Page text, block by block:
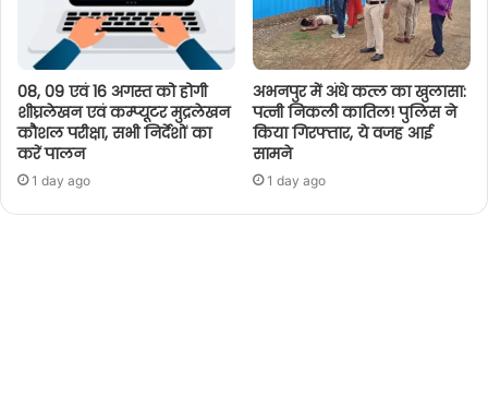
08, 09 एवं 16 अगस्त को होगी
शीघ्रलेखन एवं कम्प्यूटर मुद्रलेखन
कौशल परीक्षा, सभी निर्देशों का
करें पालन
1 day ago
अभनपुर में अंधे कत्ल का खुलासा:
पत्नी निकली कातिल! पुलिस ने
किया गिरफ्तार, ये वजह आई
सामने
1 day ago